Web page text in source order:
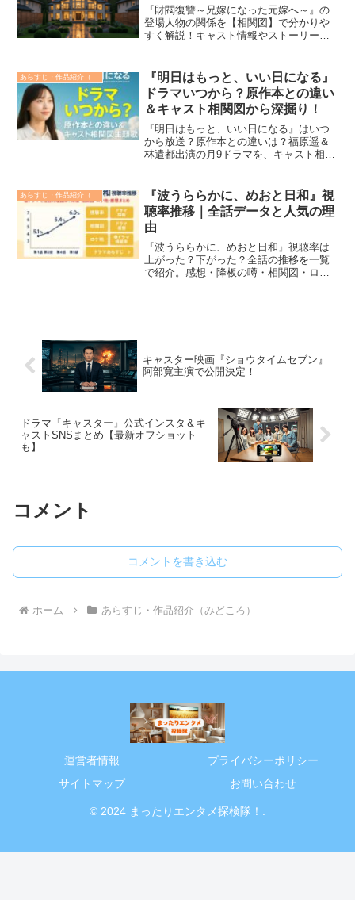
『財閥復讐～兄嫁になった元嫁へ～』の
登場人物の関係を【相関図】で分かりや
すく解説！キャスト情報やストーリーの
あらすじ・作品紹介（みどころ）
『明日はもっと、いい日になる』
ドラマいつから？原作本との違い
＆キャスト相関図から深掘り！
『明日はもっと、いい日になる』はいつ
から放送？原作本との違いは？福原遥＆
林遣都出演の月9ドラマを、キャスト相関
介！
あらすじ・作品紹介（みどころ）
『波うららかに、めおと日和』視
聴率推移｜全話データと人気の理
由
『波うららかに、めおと日和』視聴率は
上がった？下がった？全話の推移を一覧
で紹介。感想・降板の噂・相関図・ロケ
キャスター映画『ショウタイムセブン』
阿部寛主演で公開決定！
ドラマ『キャスター』公式インスタ＆キ
ャストSNSまとめ【最新オフショット
も】
コメント
コメントを書き込む
ホーム あらすじ・作品紹介（みどころ）
運営者情報
プライバシーポリシー
サイトマップ
お問い合わせ
© 2024 まったりエンタメ探検隊！.